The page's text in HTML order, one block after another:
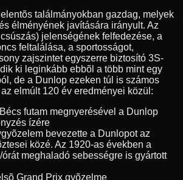
találmányokban gazdag, melyek
élményének javítására irányult. Az
jelenségének felfedezése, a
feltalálása, a sportosságot,
zajszintet egyszerre biztosító 3S-
ki leginkább ebbõl a több mint egy
de a Dunlop ezeken túl is számos
elmúlt 120 év eredményei közül:
futam megnyerésével a Dunlop
ízére
bevezette a Dunlopot az
közé. Az 1920-as években a
meghaladó sebességre is gyártott
Grand Prix gyõzelme